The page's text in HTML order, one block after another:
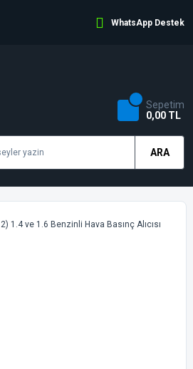
WhatsApp Destek
ARA
Sepetim
0,00 TL